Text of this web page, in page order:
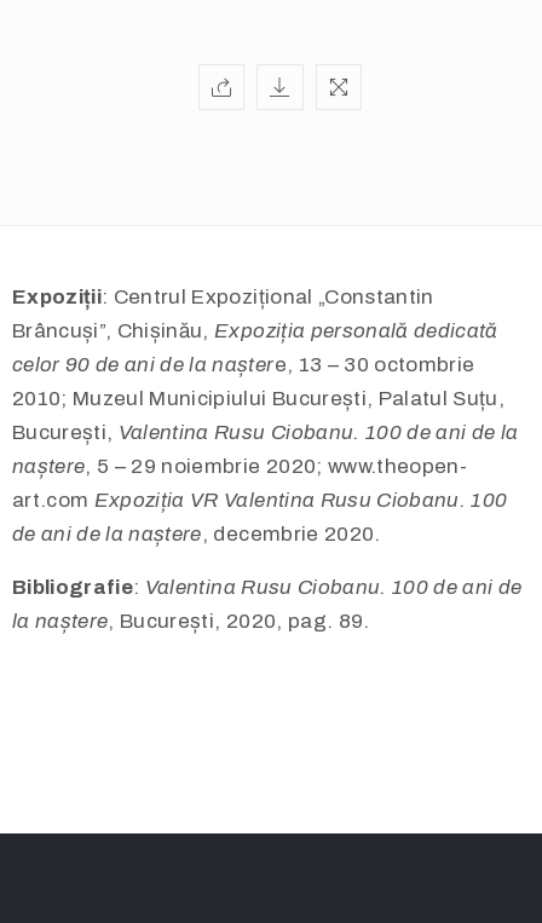
Expoziții: Centrul Expozițional „Constantin
Brâncuși”, Chișinău, Expoziția personală dedicată
celor 90 de ani de la naștere, 13 – 30 octombrie
2010; Muzeul Municipiului București, Palatul Suțu,
București, Valentina Rusu Ciobanu. 100 de ani de la
naștere, 5 – 29 noiembrie 2020; www.theopen-
art.com Expoziția VR Valentina Rusu Ciobanu. 100
de ani de la naștere, decembrie 2020.
Bibliografie: Valentina Rusu Ciobanu. 100 de ani de
la naștere, București, 2020, pag. 89.